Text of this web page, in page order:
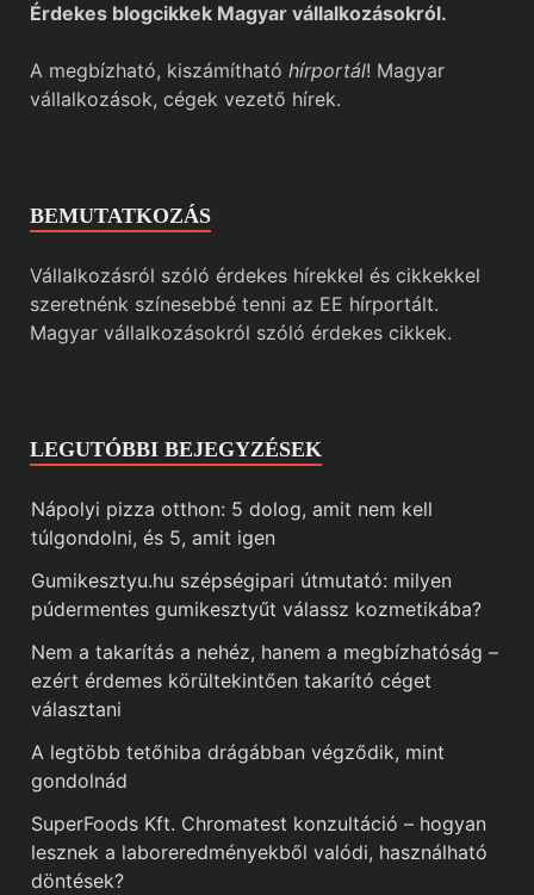
Érdekes blogcikkek Magyar vállalkozásokról.
A megbízható, kiszámítható hírportál! Magyar
vállalkozások, cégek vezető hírek.
BEMUTATKOZÁS
Vállalkozásról szóló érdekes hírekkel és cikkekkel
szeretnénk színesebbé tenni az EE hírportált.
Magyar vállalkozásokról szóló érdekes cikkek.
LEGUTÓBBI BEJEGYZÉSEK
Nápolyi pizza otthon: 5 dolog, amit nem kell
túlgondolni, és 5, amit igen
Gumikesztyu.hu szépségipari útmutató: milyen
púdermentes gumikesztyűt válassz kozmetikába?
Nem a takarítás a nehéz, hanem a megbízhatóság –
ezért érdemes körültekintően takarító céget
választani
A legtöbb tetőhiba drágábban végződik, mint
gondolnád
SuperFoods Kft. Chromatest konzultáció – hogyan
lesznek a laboreredményekből valódi, használható
döntések?